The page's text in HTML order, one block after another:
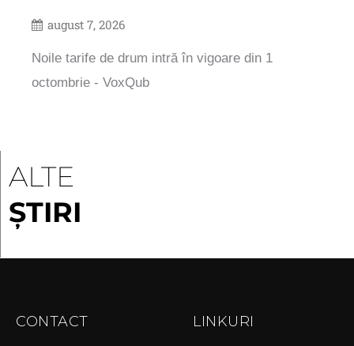
august 7, 2026
Noile tarife de drum intră în vigoare din 1
octombrie - VoxQub
ALTE
ȘTIRI
CONTACT LINKURI